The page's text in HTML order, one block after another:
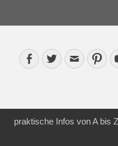
Facebook
TwitterEmail
praktische Infos von A bis Z